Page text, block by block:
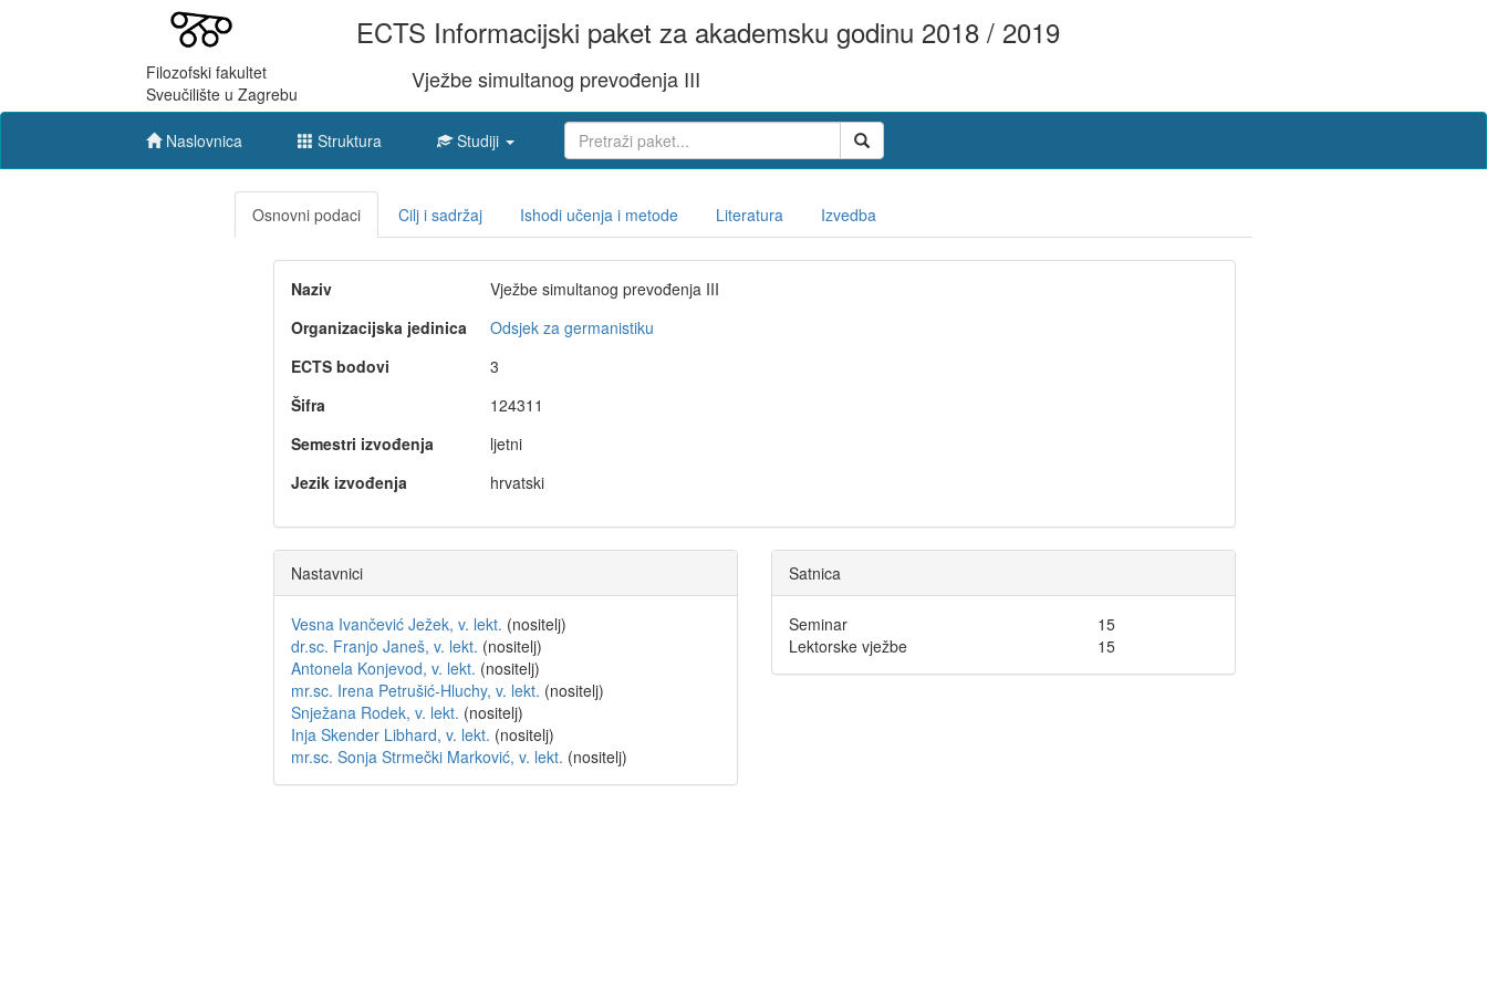
Filozofski fakultet
Sveučilište u Zagrebu
ECTS Informacijski paket za akademsku godinu 2018 / 2019
Vježbe simultanog prevođenja III
Naslovnica Struktura Studiji
Osnovni podaci Cilj i sadržaj Ishodi učenja i metode Literatura Izvedba
Naziv
Vježbe simultanog prevođenja III
Organizacijska jedinica
Odsjek za germanistiku
ECTS bodovi
3
Šifra
124311
Semestri izvođenja
ljetni
Jezik izvođenja
hrvatski
Nastavnici
Vesna Ivančević Ježek, v. lekt. (nositelj)
dr.sc. Franjo Janeš, v. lekt. (nositelj)
Antonela Konjevod, v. lekt. (nositelj)
mr.sc. Irena Petrušić-Hluchy, v. lekt. (nositelj)
Snježana Rodek, v. lekt. (nositelj)
Inja Skender Libhard, v. lekt. (nositelj)
mr.sc. Sonja Strmečki Marković, v. lekt. (nositelj)
Satnica
Seminar
15
Lektorske vježbe
15